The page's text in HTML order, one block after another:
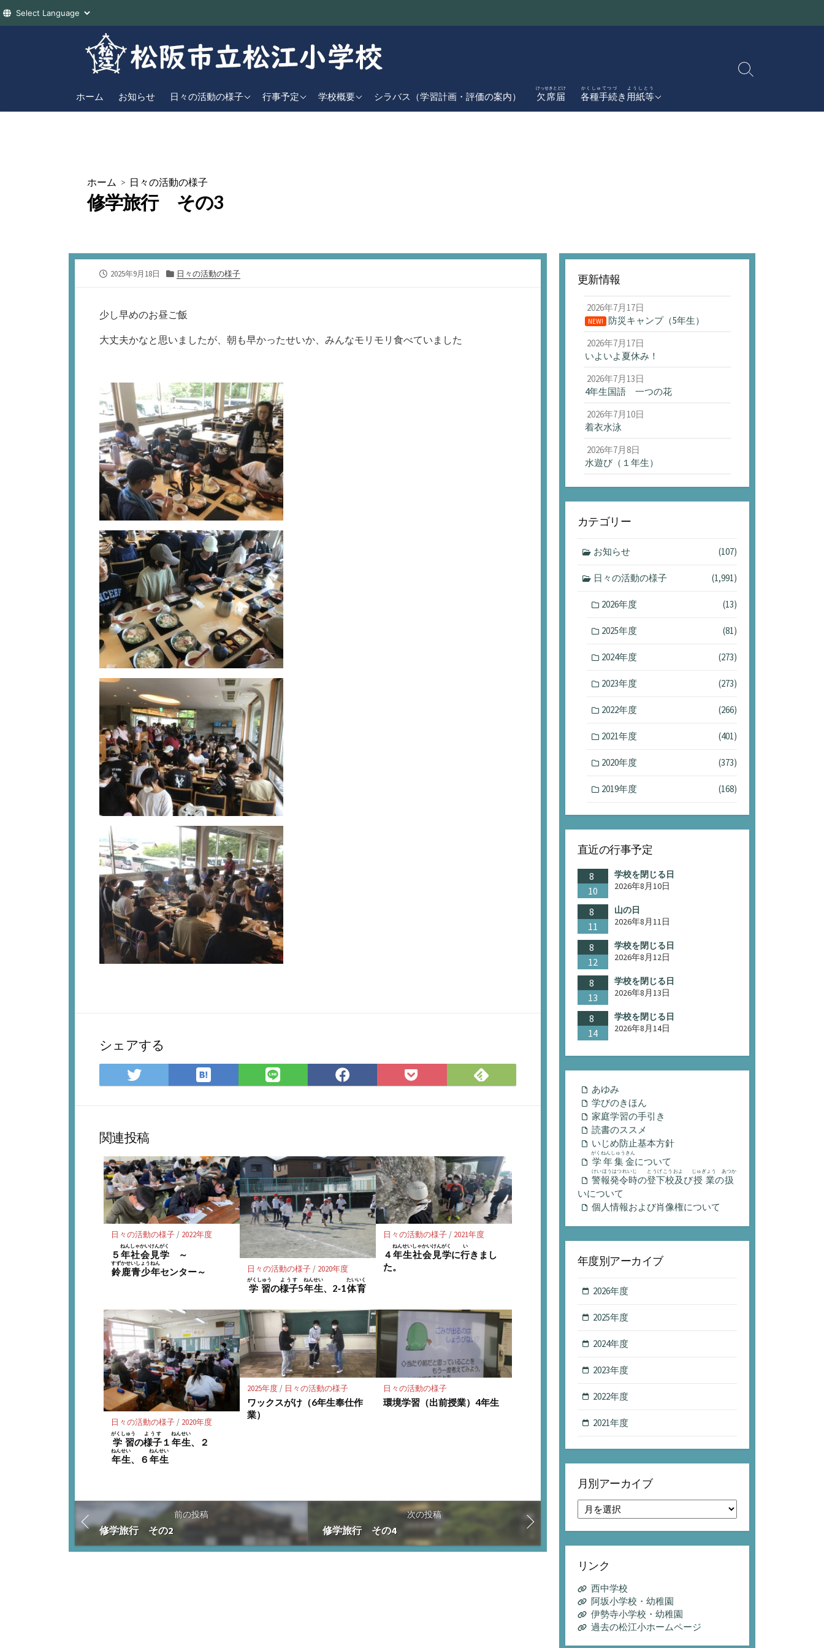
へ
ホーム お知らせ 日々の活動の様子
2026年度
行事予定
直近の行事予定学校概要
学校基本情報
児童数
シラバス（学習計画・評価の案内） 欠席届
けっせきとどけ
各種手続
かくしゅてつづ
き 用紙等
ようしとう
感染症届書
かんせんしょうとどけしょ
検
り
ホーム > 日々の活動の様子
修学旅行 その3
公
2025年9月18日
カ
リ
ー
日々の活動の様子
少し早めのお昼ご飯
大丈夫かなと思いましたが、朝も早かったせいか、みんなモリモリ食べていました
シェアする
Twitter
で
ア
は
て
マ
ー
ク
に
保
存
LINE
で
Facebook
で
Pocket
に
Feedly
で
関連投稿
日々の活動の様子/ 2022年度
５ 年社会見学
ねんしゃかいけんがく
～
鈴鹿青少年
すずかせいしょうねん
センター～ 日々の活動の様子/ 2020年度
学習
がくしゅう
の様子
ようす
5年生
ねんせい
、2‐1体育
たいいく
日々の活動の様子/ 2021年度
４年生
ねんせい
社会見学
しゃかいけんがく
に行
い
きまし
た。
日々の活動の様子/ 2020年度
学習
がくしゅう
の様子
ようす
１ 年生
ねんせい
、２
年生
ねんせい
、６ 年生
ねんせい
2025年度/ 日々の活動の様子
ワックスがけ（6年生奉仕作
業）
日々の活動の様子
環境学習（出前授業）4年生
前の投稿
修学旅行 その2
次の投稿
修学旅行 その4
更新情報
2026年7月17日
NEW!
防災キャンプ（5年生）
2026年7月17日
いよいよ夏休み！
2026年7月13日
4年生国語 一つの花
2026年7月10日
着衣水泳
2026年7月8日
水遊び（１年生）
カテゴリー
お知らせ (107)
日々の活動の様子 (1,991)
2026年度 (13)
2025年度 (81)
2024年度 (273)
2023年度 (273)
2022年度 (266)
2021年度 (401)
2020年度 (373)
2019年度 (168)
直近の行事予定
8
10
学校を閉じる日
2026年8月10日
8
11
山の日
2026年8月11日
8
12
学校を閉じる日
2026年8月12日
8
13
学校を閉じる日
2026年8月13日
8
14
学校を閉じる日
2026年8月14日
あゆみ
学びのきほん
家庭学習の手引き
読書のススメ
いじめ防止基本方針
学年集金
がくねんしゅうきん
について
警報発令時
けいほうはつれいじ
の登下校及
とうげこうおよ
び授業
じゅぎょう
の扱
あつか
いについて
個人情報および肖像権について
年度別アーカイブ
2026年度
2025年度
2024年度
2023年度
2022年度
2021年度
月別アーカイブ
別
ア
ー
イ
ブ
リンク
西中学校
阿坂小学校・幼稚園
伊勢寺小学校・幼稚園
過去の松江小ホームページ